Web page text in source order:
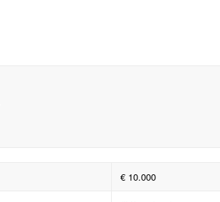
€ 10.000